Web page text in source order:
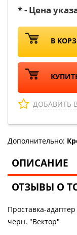
* - Цена
В
ДОБАВИТЬ
Дополнительно:
ОПИСАНИЕ
ОТЗЫВЫ О
Проставка-
черн. "Вектор"